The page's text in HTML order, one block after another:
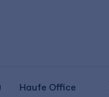
Haufe Office